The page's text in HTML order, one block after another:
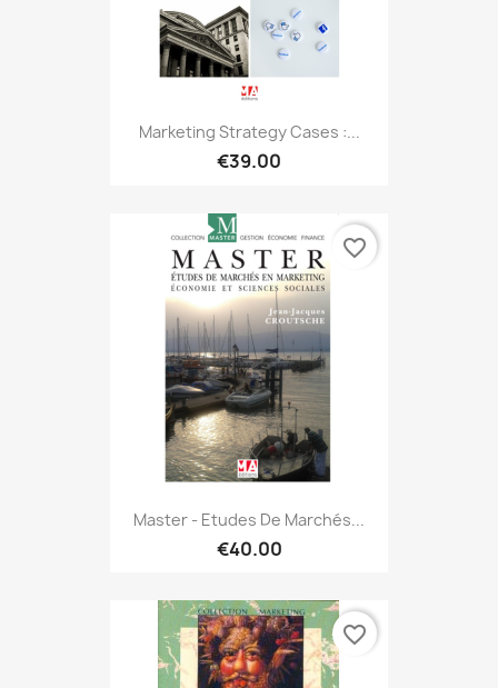
Marketing Strategy Cases :...
€39.00
Master - Etudes De Marchés...
€40.00
favorite_border
favorite_border